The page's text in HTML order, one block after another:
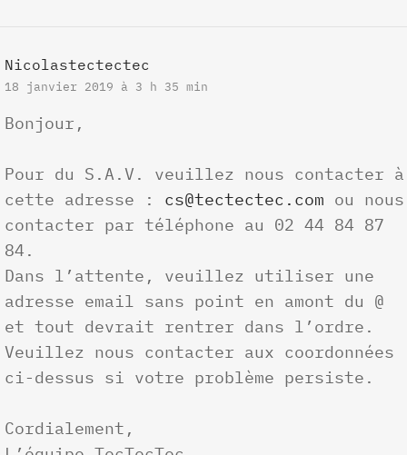
Nicolastectectec
18 janvier 2019 à 3 h 35 min
Bonjour,
Pour du S.A.V. veuillez nous contacter à
cette adresse : cs@tectectec.com ou nous
contacter par téléphone au 02 44 84 87
84.
Dans l’attente, veuillez utiliser une
adresse email sans point en amont du @
et tout devrait rentrer dans l’ordre.
Veuillez nous contacter aux coordonnées
ci-dessus si votre problème persiste.
Cordialement,